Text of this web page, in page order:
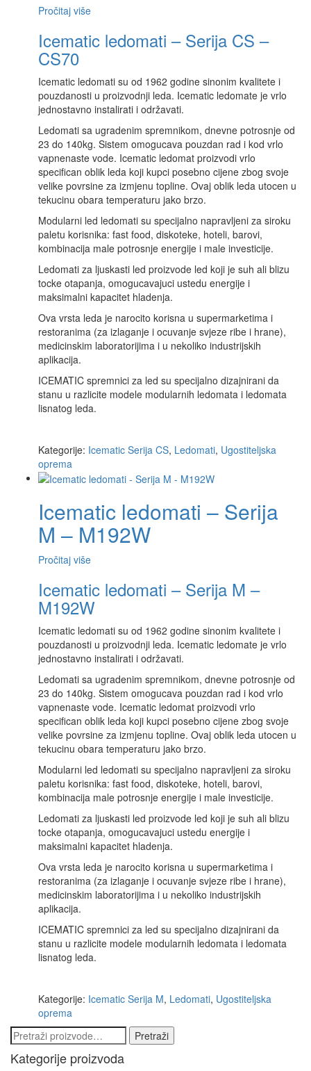
Pročitaj više
Icematic ledomati – Serija CS –
CS70
Icematic ledomati su od 1962 godine sinonim kvalitete i
pouzdanosti u proizvodnji leda. Icematic ledomate je vrlo
jednostavno instalirati i održavati.
Ledomati sa ugradenim spremnikom, dnevne potrosnje od
23 do 140kg. Sistem omogucava pouzdan rad i kod vrlo
vapnenaste vode. Icematic ledomat proizvodi vrlo
specifican oblik leda koji kupci posebno cijene zbog svoje
velike povrsine za izmjenu topline. Ovaj oblik leda utocen u
tekucinu obara temperaturu jako brzo.
Modularni led ledomati su specijalno napravljeni za siroku
paletu korisnika: fast food, diskoteke, hoteli, barovi,
kombinacija male potrosnje energije i male investicije.
Ledomati za ljuskasti led proizvode led koji je suh ali blizu
tocke otapanja, omogucavajuci ustedu energije i
maksimalni kapacitet hladenja.
Ova vrsta leda je narocito korisna u supermarketima i
restoranima (za izlaganje i ocuvanje svjeze ribe i hrane),
medicinskim laboratorijima i u nekoliko industrijskih
aplikacija.
ICEMATIC spremnici za led su specijalno dizajnirani da
stanu u razlicite modele modularnih ledomata i ledomata
lisnatog leda.
Kategorije: Icematic Serija CS, Ledomati, Ugostiteljska
oprema
Icematic ledomati – Serija
M – M192W
Pročitaj više
Icematic ledomati – Serija M –
M192W
Icematic ledomati su od 1962 godine sinonim kvalitete i
pouzdanosti u proizvodnji leda. Icematic ledomate je vrlo
jednostavno instalirati i održavati.
Ledomati sa ugradenim spremnikom, dnevne potrosnje od
23 do 140kg. Sistem omogucava pouzdan rad i kod vrlo
vapnenaste vode. Icematic ledomat proizvodi vrlo
specifican oblik leda koji kupci posebno cijene zbog svoje
velike povrsine za izmjenu topline. Ovaj oblik leda utocen u
tekucinu obara temperaturu jako brzo.
Modularni led ledomati su specijalno napravljeni za siroku
paletu korisnika: fast food, diskoteke, hoteli, barovi,
kombinacija male potrosnje energije i male investicije.
Ledomati za ljuskasti led proizvode led koji je suh ali blizu
tocke otapanja, omogucavajuci ustedu energije i
maksimalni kapacitet hladenja.
Ova vrsta leda je narocito korisna u supermarketima i
restoranima (za izlaganje i ocuvanje svjeze ribe i hrane),
medicinskim laboratorijima i u nekoliko industrijskih
aplikacija.
ICEMATIC spremnici za led su specijalno dizajnirani da
stanu u razlicite modele modularnih ledomata i ledomata
lisnatog leda.
Kategorije: Icematic Serija M, Ledomati, Ugostiteljska
oprema
Pretraži:
Pretraži
Kategorije proizvoda